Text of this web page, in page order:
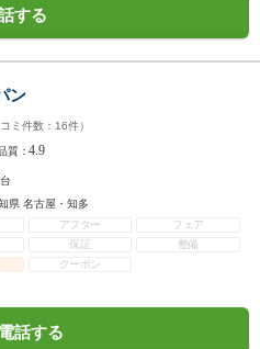
する
ン
コミ件数： 16件）
質：4.9
台
県 名古屋・知多
アフター
フェア
保証
整備
クーポン
電話する